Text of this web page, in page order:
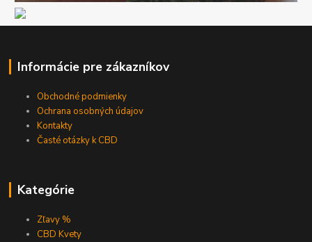
Informácie pre zákazníkov
Obchodné podmienky
Ochrana osobných údajov
Kontakty
Časté otázky k CBD
Kategórie
Zľavy %
CBD Kvety